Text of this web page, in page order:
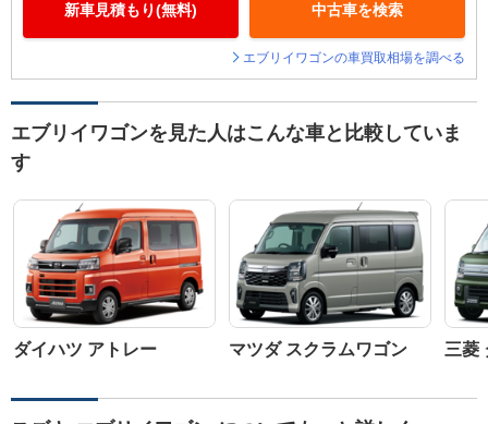
新車見積もり(無料) 中古車を検索
エブリイワゴンの車買取相場を調べる
エブリイワゴンを見た人はこんな車と比較していま
す
ダイハツ アトレー マツダ スクラムワゴン 三菱